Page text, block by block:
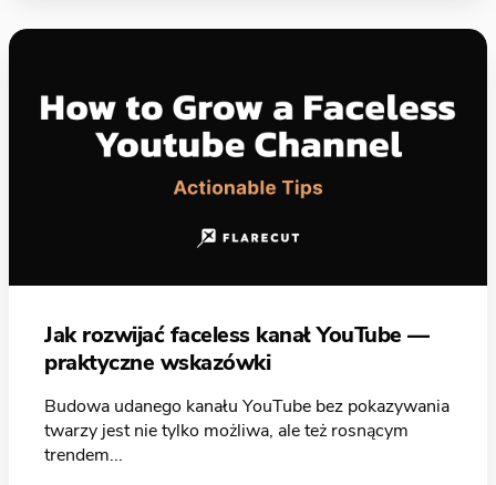
Jak rozwijać faceless kanał YouTube —
praktyczne wskazówki
Budowa udanego kanału YouTube bez pokazywania
twarzy jest nie tylko możliwa, ale też rosnącym
trendem...